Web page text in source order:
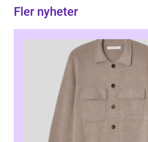
Fler nyheter